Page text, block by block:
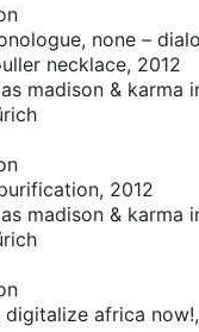
none –
necklace, 2012
madison & karma
2012
madison & karma
africa